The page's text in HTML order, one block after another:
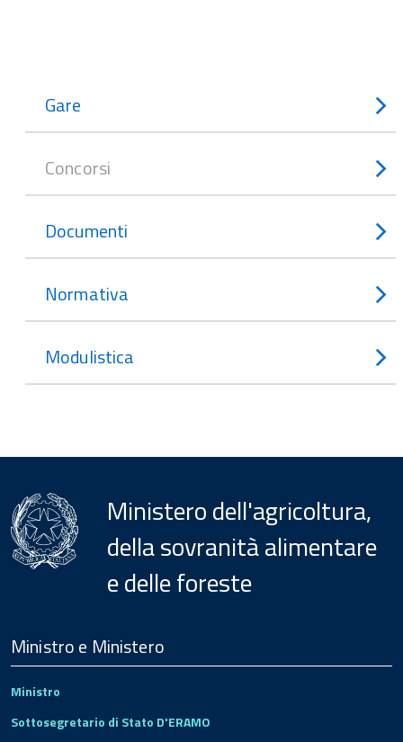
Gare
Concorsi
Documenti
Normativa
Modulistica
Ministero dell'agricoltura,
della sovranità alimentare
e delle foreste
Footer
Ministro e Ministero
Ministro
Sottosegretario di Stato D'ERAMO